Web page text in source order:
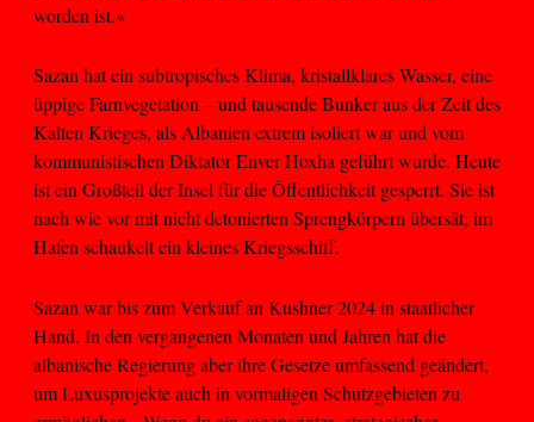
worden ist.«
Sazan hat ein subtropisches Klima, kristallklares Wasser, eine
üppige Farnvegetation – und tausende Bunker aus der Zeit des
Kalten Krieges, als Albanien extrem isoliert war und vom
kommunistischen Diktator Enver Hoxha geführt wurde. Heute
ist ein Großteil der Insel für die Öffentlichkeit gesperrt. Sie ist
nach wie vor mit nicht detonierten Sprengkörpern übersät; im
Hafen schaukelt ein kleines Kriegsschiff.
Sazan war bis zum Verkauf an Kushner 2024 in staatlicher
Hand. In den vergangenen Monaten und Jahren hat die
albanische Regierung aber ihre Gesetze umfassend geändert,
um Luxusprojekte auch in vormaligen Schutzgebieten zu